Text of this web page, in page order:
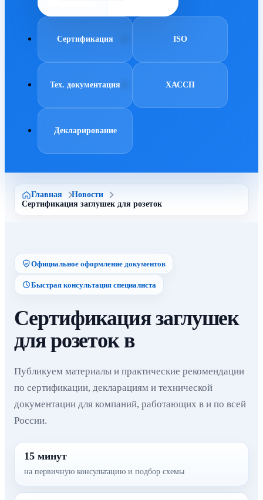
Сертификация ISO
Тех. документация ХАССП
Декларирование
Главная
Новости
Сертификация заглушек для розеток
Официальное оформление документов
Быстрая консультация специалиста
Сертификация заглушек
для розеток в
Публикуем материалы и практические рекомендации
по сертификации, декларациям и технической
документации для компаний, работающих в и по всей
России.
15 минут
на первичную консультацию и подбор схемы